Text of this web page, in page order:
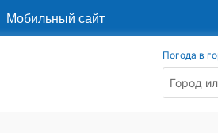
Мобильный сайт
Погода в